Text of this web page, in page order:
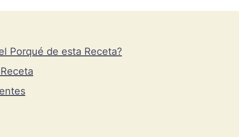
Porqué de esta Receta?